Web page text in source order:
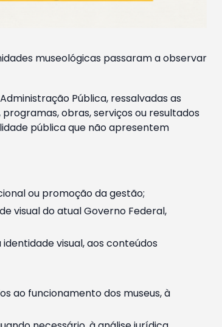
museológicas passaram a observar
Pública, ressalvadas as
obras, serviços ou resultados
pública que não apresentem
ou promoção da gestão;
visual do atual Governo Federal,
visual, aos conteúdos
ao funcionamento dos museus, à